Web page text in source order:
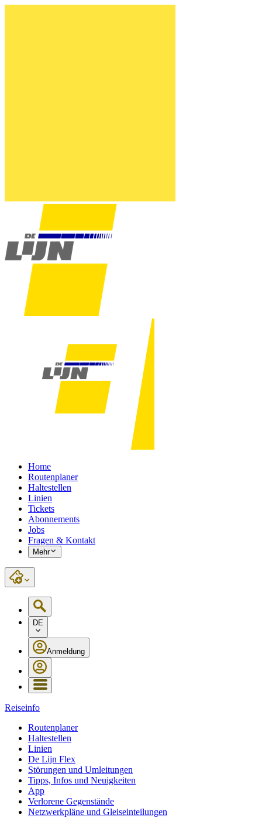
Home
Routenplaner
Haltestellen
Linien
Tickets
Abonnements
Jobs
Fragen & Kontakt
Mehr
DE
Anmeldung
Reiseinfo
Routenplaner
Haltestellen
Linien
De Lijn Flex
Störungen und Umleitungen
Tipps, Infos und Neuigkeiten
App
Verlorene Gegenstände
Netzwerkpläne und Gleiseinteilungen